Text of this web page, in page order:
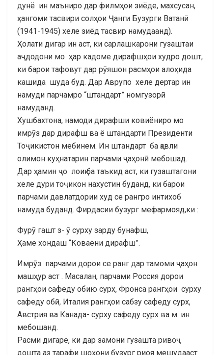
дунё ин маъниро дар филмҳои зиёде, махсусан,
ҳангоми тасвири солҳои Ҷанги Бузурги Ватанӣ
(1941-1945) хеле зиёд тасвир намудаанд).
Ҳолати дигар ин аст, ки сарлашкарони гузаштаи
аҷдодони мо ҳар кадоме дирафшҳои худро дошт,
ки барои тафовут дар рӯяшон расмҳои алоҳида
кашида шуда буд. Дар Аврупо хеле дертар ин
намуди парчамро “штандарт” номгузорӣ
намуданд.
Хушбахтона, намоди дирафши ковиёниро мо
имрӯз дар дирафш ва ё штандарти Президенти
Тоҷикистон мебинем. Ин штандарт ба қавли
олимон куҳнатарин парчами ҷаҳонӣ мебошад.
Дар ҳамин ҷо лоиқ ба таъкид аст, ки гузаштагони
хеле дури тоҷикон нахустин буданд, ки барои
парчами давлатдории худ се рангро интихоб
намуда буданд. Фирдасии бузург мефармояд,ки :
Фурӯ гашт з- ӯ сурху зарду бунафш,
Ҳаме хондаш “Коваёни дирафш”.
Имрӯз парчами дорои се ранг дар тамоми ҷаҳон
машҳур аст . Масалан, парчами Россия дорои
рангҳои сафеду обию сурх, Фронса рангҳои сурху
сафеду обӣ, Италия рангҳои сабзу сафеду сурх,
Австрия ва Канада- сурху сафеду сурх ва м. ин
мебошанд.
Расми дигаре, ки дар замони гузашта ривоҷ
дошта аз тарафи шоҳони бузург риоя мешудааст